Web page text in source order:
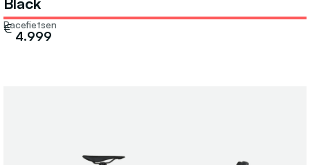
Racefietsen
4.999
€